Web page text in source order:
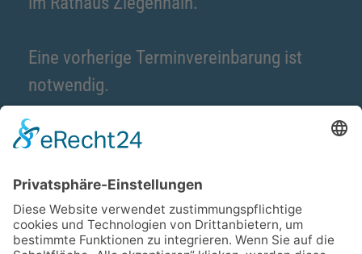
Eine vorherige Terminvereinbarung ist
notwendig.
Kontakt